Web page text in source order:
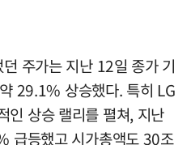
주가는 지난 12일 종가 기
29.1% 상승했다. 특히 LG
인 상승 랠리를 펼쳐, 지난
급등했고 시가총액도 30조